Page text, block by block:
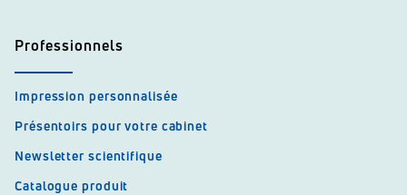
Professionnels
Impression personnalisée
Présentoirs pour votre cabinet
Newsletter scientifique
Catalogue produit